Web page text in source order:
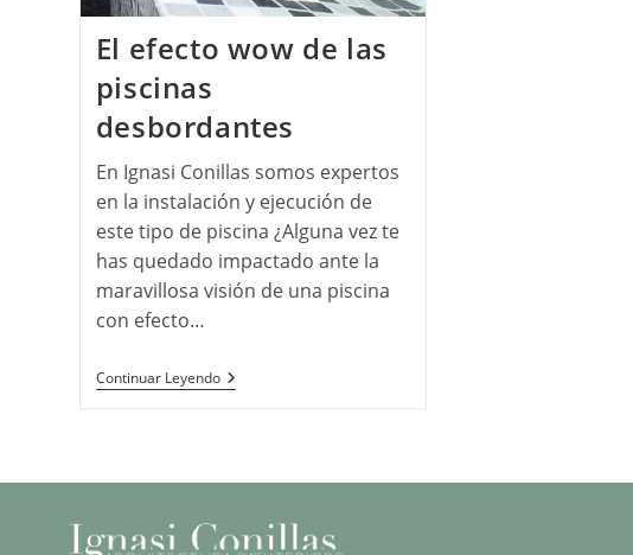
El efecto wow de las
piscinas
desbordantes
En Ignasi Conillas somos expertos
en la instalación y ejecución de
este tipo de piscina ¿Alguna vez te
has quedado impactado ante la
maravillosa visión de una piscina
con efecto…
Continuar Leyendo